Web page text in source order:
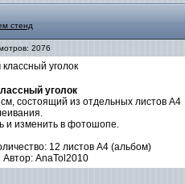
стенд
2076
уголок
состоящий из отдельных листов А4
и изменить в фотошопе.
12 листов А4 (альбом)
AnaTol2010